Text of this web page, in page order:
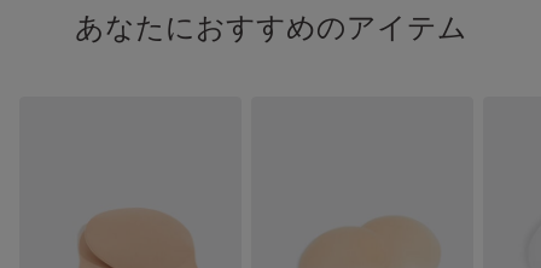
あなたにおすすめのアイテム